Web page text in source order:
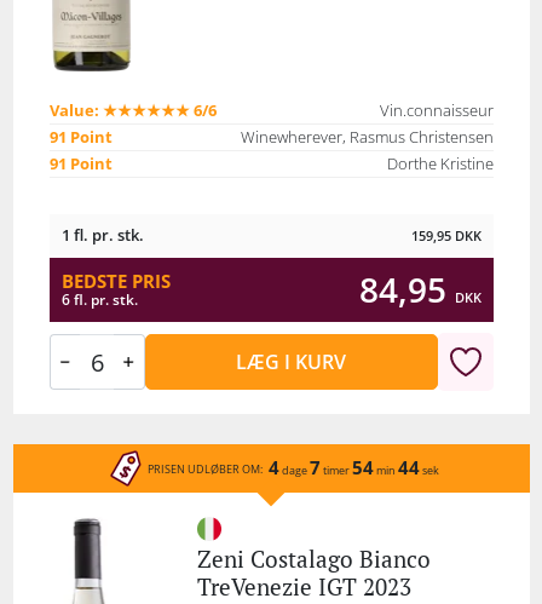
Value: ★★★★★★ 6/6
Vin.connaisseur
91 Point
Winewherever, Rasmus Christensen
91 Point
Dorthe Kristine
1 fl. pr. stk. 159,95 DKK
BEDSTE PRIS
6 fl. pr. stk. 84,95 DKK
LÆG I KURV
PRISEN UDLØBER OM: 4dage7 timer54min 44sek
Zeni Costalago Bianco
TreVenezie IGT 2023